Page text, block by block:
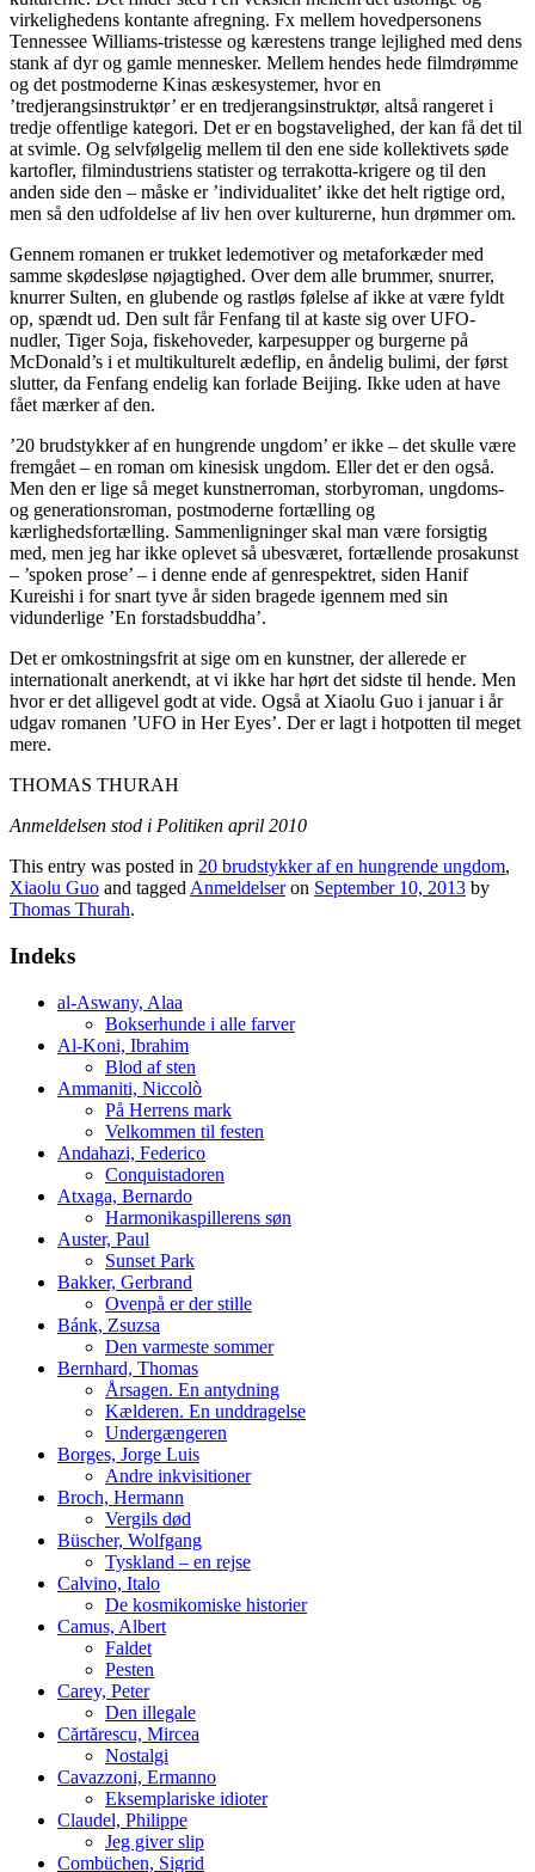
virkelighedens kontante afregning. Fx mellem hovedpersonens
Tennessee Williams-tristesse og kærestens trange lejlighed med dens
stank af dyr og gamle mennesker. Mellem hendes hede filmdrømme
og det postmoderne Kinas æskesystemer, hvor en
’tredjerangsinstruktør’ er en tredjerangsinstruktør, altså rangeret i
tredje offentlige kategori. Det er en bogstavelighed, der kan få det til
at svimle. Og selvfølgelig mellem til den ene side kollektivets søde
kartofler, filmindustriens statister og terrakotta-krigere og til den
anden side den – måske er ’individualitet’ ikke det helt rigtige ord,
men så den udfoldelse af liv hen over kulturerne, hun drømmer om.
Gennem romanen er trukket ledemotiver og metaforkæder med
samme skødesløse nøjagtighed. Over dem alle brummer, snurrer,
knurrer Sulten, en glubende og rastløs følelse af ikke at være fyldt
op, spændt ud. Den sult får Fenfang til at kaste sig over UFO-
nudler, Tiger Soja, fiskehoveder, karpesupper og burgerne på
McDonald’s i et multikulturelt ædeflip, en åndelig bulimi, der først
slutter, da Fenfang endelig kan forlade Beijing. Ikke uden at have
fået mærker af den.
’20 brudstykker af en hungrende ungdom’ er ikke – det skulle være
fremgået – en roman om kinesisk ungdom. Eller det er den også.
Men den er lige så meget kunstnerroman, storbyroman, ungdoms-
og generationsroman, postmoderne fortælling og
kærlighedsfortælling. Sammenligninger skal man være forsigtig
med, men jeg har ikke oplevet så ubesværet, fortællende prosakunst
– ’spoken prose’ – i denne ende af genrespektret, siden Hanif
Kureishi i for snart tyve år siden bragede igennem med sin
vidunderlige ’En forstadsbuddha’.
Det er omkostningsfrit at sige om en kunstner, der allerede er
internationalt anerkendt, at vi ikke har hørt det sidste til hende. Men
hvor er det alligevel godt at vide. Også at Xiaolu Guo i januar i år
udgav romanen ’UFO in Her Eyes’. Der er lagt i hotpotten til meget
mere.
THOMAS THURAH
Anmeldelsen stod i Politiken april 2010
This entry was posted in 20 brudstykker af en hungrende ungdom,
Xiaolu Guo and tagged Anmeldelseron September 10, 2013 by
Thomas Thurah.
Indeks
al-Aswany, Alaa
Bokserhunde i alle farver
Al-Koni, Ibrahim
Blod af sten
Ammaniti, Niccolò
På Herrens mark
Velkommen til festen
Andahazi, Federico
Conquistadoren
Atxaga, Bernardo
Harmonikaspillerens søn
Auster, Paul
Sunset Park
Bakker, Gerbrand
Ovenpå er der stille
Bánk, Zsuzsa
Den varmeste sommer
Bernhard, Thomas
Årsagen. En antydning
Kælderen. En unddragelse
Undergængeren
Borges, Jorge Luis
Andre inkvisitioner
Broch, Hermann
Vergils død
Büscher, Wolfgang
Tyskland – en rejse
Calvino, Italo
De kosmikomiske historier
Camus, Albert
Faldet
Pesten
Carey, Peter
Den illegale
Cărtărescu, Mircea
Nostalgi
Cavazzoni, Ermanno
Eksemplariske idioter
Claudel, Philippe
Jeg giver slip
Combüchen, Sigrid